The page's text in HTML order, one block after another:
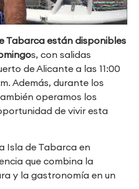
Tabarca están disponibles
s, con salidas
de Alicante a las 11:00
Además, durante los
operamos los
de vivir esta
Isla de Tabarca en
que combina la
y la gastronomía en un